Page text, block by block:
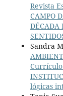
Revista
CAMPO
DÉCADA
Sandra
lógicas